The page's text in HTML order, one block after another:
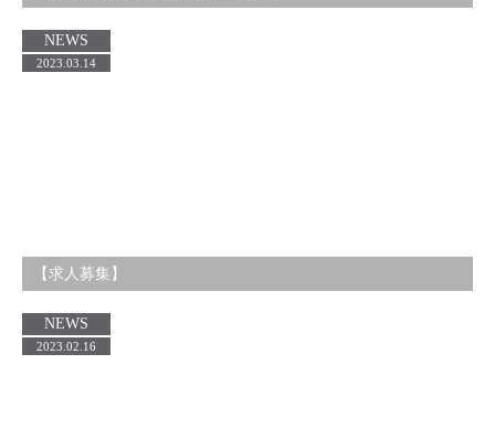
【求人募集】
NEWS
2023.03.14
NEWS
2023.02.16